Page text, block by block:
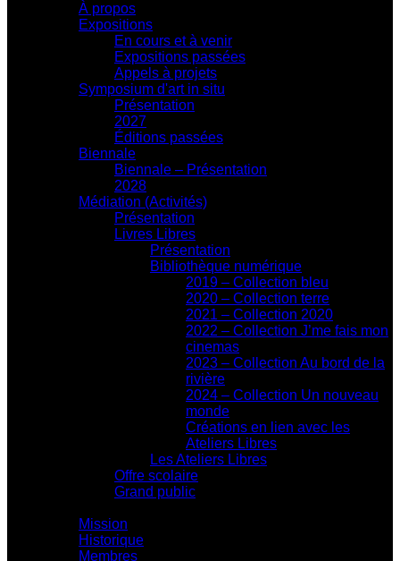
À propos
Expositions
En cours et à venir
Expositions passées
Appels à projets
Symposium d'art in situ
Présentation
2027
Éditions passées
Biennale
Biennale – Présentation
2028
Médiation (Activités)
Présentation
Livres Libres
Présentation
Bibliothèque numérique
2019 – Collection bleu
2020 – Collection terre
2021 – Collection 2020
2022 – Collection J’me fais mon
cinemas
2023 – Collection Au bord de la
rivière
2024 – Collection Un nouveau
monde
Créations en lien avec les
Ateliers Libres
Les Ateliers Libres
Offre scolaire
Grand public
Mission
Historique
Membres